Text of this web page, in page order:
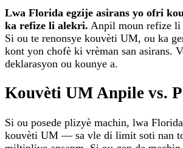
Lwa Florida egzije asirans yo ofri
ka refize li alekri. Anpil moun refize li
Si ou te renonsye kouvèti UM, ou ka
kont yon chofè ki vrèman san asirans.
deklarasyon ou kounye a.
Kouvèti UM Anpile vs.
Si ou posede plizyè machin, lwa
kouvèti UM — sa vle di limit soti nan